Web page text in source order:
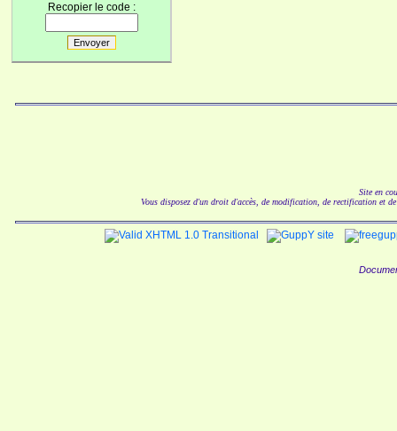
Recopier le code :
Site en
Vous disposez d'un droit d'accès, de modification, de rectification et